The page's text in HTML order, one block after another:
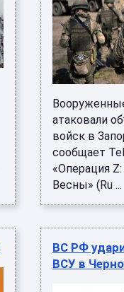
атаковали
войск в
сообщает
«Операция
Весны» (Ru ...
ВС РФ
ВСУ в